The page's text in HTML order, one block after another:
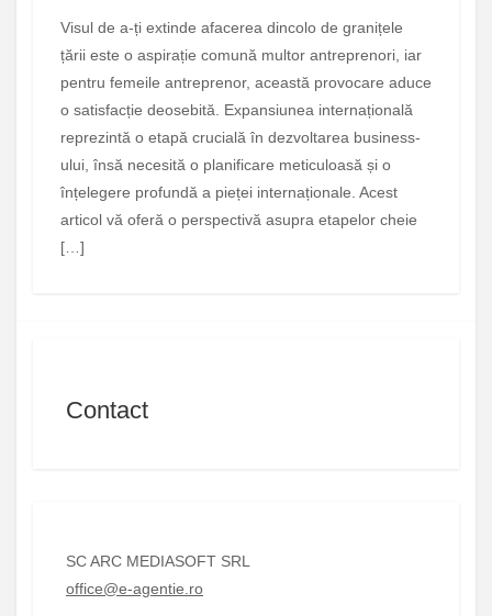
Visul de a-ți extinde afacerea dincolo de granițele
țării este o aspirație comună multor antreprenori, iar
pentru femeile antreprenor, această provocare aduce
o satisfacție deosebită. Expansiunea internațională
reprezintă o etapă crucială în dezvoltarea business-
ului, însă necesită o planificare meticuloasă și o
înțelegere profundă a pieței internaționale. Acest
articol vă oferă o perspectivă asupra etapelor cheie
[…]
Contact
SC ARC MEDIASOFT SRL
office@e-agentie.ro